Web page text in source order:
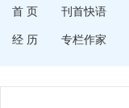
首 页 刊首快语
经 历 专栏作家